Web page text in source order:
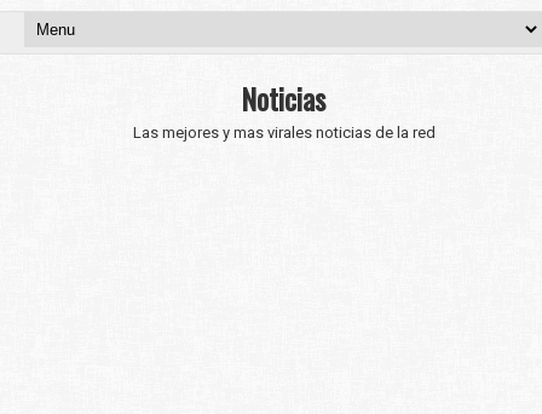
Noticias
Las mejores y mas virales noticias de la red